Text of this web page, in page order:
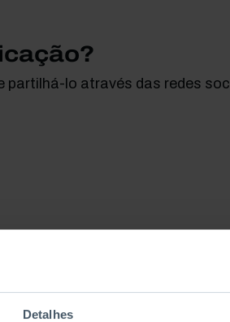
Detalhes
lo através das redes